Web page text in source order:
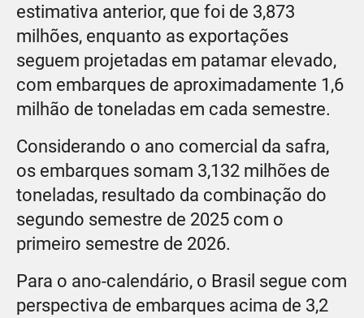
estimativa anterior, que foi de 3,873
milhões, enquanto as exportações
seguem projetadas em patamar elevado,
com embarques de aproximadamente 1,6
milhão de toneladas em cada semestre.
Considerando o ano comercial da safra,
os embarques somam 3,132 milhões de
toneladas, resultado da combinação do
segundo semestre de 2025 com o
primeiro semestre de 2026.
Para o ano-calendário, o Brasil segue com
perspectiva de embarques acima de 3,2